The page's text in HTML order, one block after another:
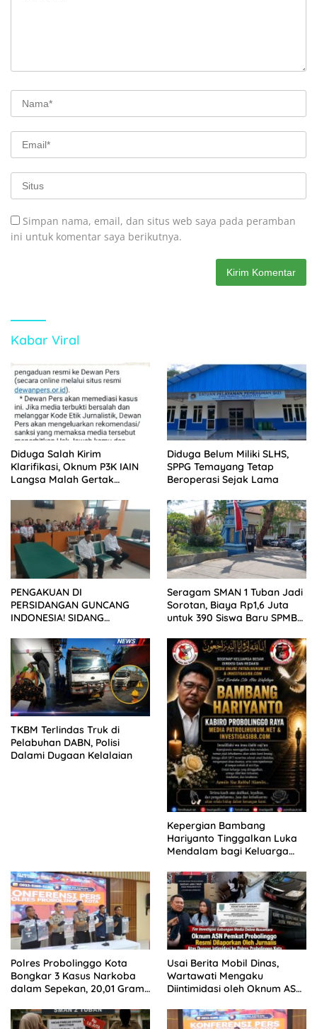
Simpan nama, email, dan situs web saya pada peramban
ini untuk komentar saya berikutnya.
Kabar Viral
Diduga Salah Kirim
Klarifikasi, Oknum P3K IAIN
Langsa Malah Gertak
Diduga Belum Miliki SLHS,
SPPG Temayang Tetap
Beroperasi Sejak Lama
PENGAKUAN DI
PERSIDANGAN GUNCANG
INDONESIA! SIDANG
KELUARGA KORBAN
MENGAMUK DI PN MALANG
Seragam SMAN 1 Tuban Jadi
Sorotan, Biaya Rp1,6 Juta
untuk 390 Siswa Baru SPMB
TKBM Terlindas Truk di
Pelabuhan DABN, Polisi
Dalami Dugaan Kelalaian
Kepergian Bambang
Hariyanto Tinggalkan Luka
Mendalam bagi Keluarga
Polres Probolinggo Kota
Bongkar 3 Kasus Narkoba
dalam Sepekan, 20,01 Gram
Usai Berita Mobil Dinas,
Wartawati Mengaku
Diintimidasi oleh Oknum ASN
Tempuh Jalur Hukum